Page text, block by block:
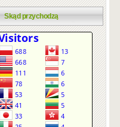
Skąd przychodzą